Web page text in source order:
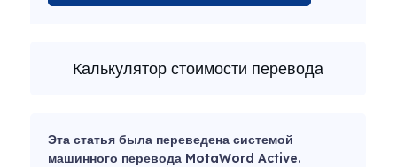
Калькулятор стоимости перевода
Эта статья была переведена системой
машинного перевода MotaWord Active.